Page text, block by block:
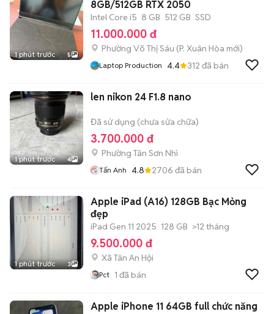
1 phút trước 5
8GB/512GB RTX 2050
Intel Core i5 8 GB 512 GB SSD
11.000.000 đ
Phường Võ Thị Sáu (P. Xuân Hòa mới)
Laptop Production 4.4 312 đã bán
1 phút trước 4
len nikon 24 F1.8 nano
Đã sử dụng (chưa sửa chữa)
3.700.000 đ
Phường Tân Sơn Nhì
Tấn Anh 4.8 2706 đã bán
1 phút trước 3
Apple iPad (A16) 128GB Bạc Mỏng
đẹp
iPad Gen 11 2025 128 GB >12 tháng
9.500.000 đ
Xã Tân An Hội
Pct 1 đã bán
Apple iPhone 11 64GB full chức năng